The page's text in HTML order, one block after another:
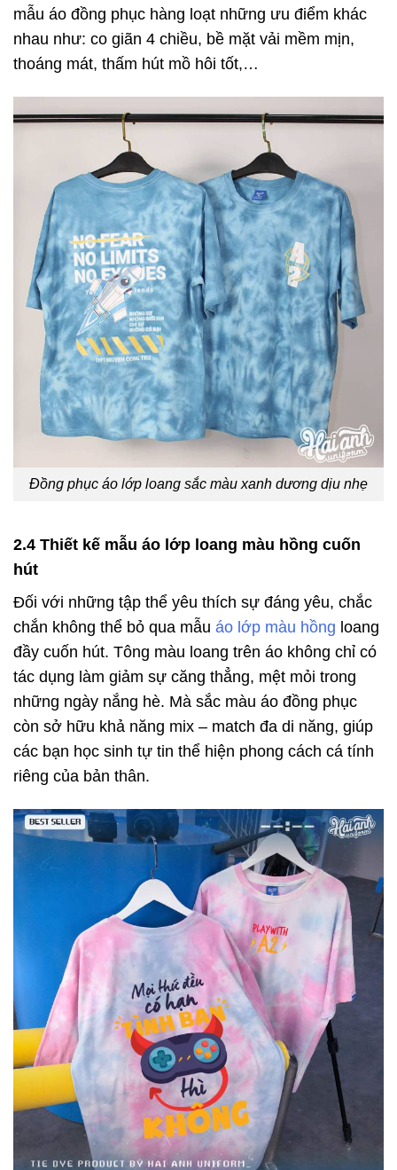
mẫu áo đồng phục hàng loạt những ưu điểm khác
nhau như: co giãn 4 chiều, bề mặt vải mềm mịn,
thoáng mát, thấm hút mồ hôi tốt,…
Đồng phục áo lớp loang sắc màu xanh dương dịu nhẹ
2.4 Thiết kế mẫu áo lớp loang màu hồng cuốn
hút
Đối với những tập thể yêu thích sự đáng yêu, chắc
chắn không thể bỏ qua mẫu áo lớp màu hồng loang
đầy cuốn hút. Tông màu loang trên áo không chỉ có
tác dụng làm giảm sự căng thẳng, mệt mỏi trong
những ngày nắng hè. Mà sắc màu áo đồng phục
còn sở hữu khả năng mix – match đa di năng, giúp
các bạn học sinh tự tin thể hiện phong cách cá tính
riêng của bản thân.